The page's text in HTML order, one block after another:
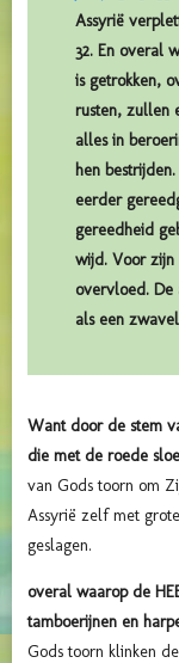
Assyrië
32. En overal
is getrokken,
rusten, zullen
alles in
hen
eerder
gereedheid
wijd. Voor zijn
overvloed. De
als een
Want door de stem
die met de roede
van Gods toorn om
Assyrië zelf met
geslagen.
overal waarop de
tamboerijnen en
Gods toorn klinken